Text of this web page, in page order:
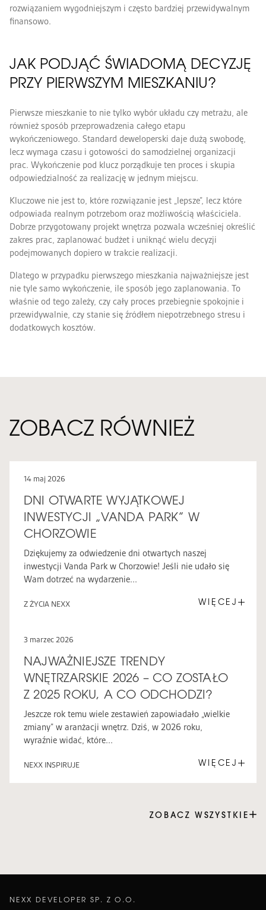
rozwiązaniem wygodniejszym i często bardziej przewidywalnym
finansowo.
JAK PODJĄĆ ŚWIADOMĄ DECYZJĘ
PRZY PIERWSZYM MIESZKANIU?
Pierwsze mieszkanie to nie tylko wybór układu czy metrażu, ale
również sposób przeprowadzenia całego etapu
wykończeniowego. Standard deweloperski daje dużą swobodę,
lecz wymaga czasu i gotowości do samodzielnej organizacji
prac. Wykończenie pod klucz porządkuje ten proces i skupia
odpowiedzialność za realizację w jednym miejscu.
Kluczowe nie jest to, które rozwiązanie jest „lepsze”, lecz które
odpowiada realnym potrzebom oraz możliwością właściciela.
Dobrze przygotowany projekt wnętrza pozwala wcześniej określić
zakres prac, zaplanować budżet i uniknąć wielu decyzji
podejmowanych dopiero w trakcie realizacji.
Dlatego w przypadku pierwszego mieszkania najważniejsze jest
nie tyle samo wykończenie, ile sposób jego zaplanowania. To
właśnie od tego zależy, czy cały proces przebiegnie spokojnie i
przewidywalnie, czy stanie się źródłem niepotrzebnego stresu i
dodatkowych kosztów.
ZOBACZ RÓWNIEŻ
14 maj 2026
DNI OTWARTE WYJĄTKOWEJ
INWESTYCJI „VANDA PARK” W
CHORZOWIE
Dziękujemy za odwiedzenie dni otwartych naszej
inwestycji Vanda Park w Chorzowie! Jeśli nie udało się
Wam dotrzeć na wydarzenie...
Z ŻYCIA NEXX WIĘCEJ
3 marzec 2026
NAJWAŻNIEJSZE TRENDY
WNĘTRZARSKIE 2026 – CO ZOSTAŁO
Z 2025 ROKU, A CO ODCHODZI?
Jeszcze rok temu wiele zestawień zapowiadało „wielkie
zmiany” w aranżacji wnętrz. Dziś, w 2026 roku,
wyraźnie widać, które...
NEXX INSPIRUJE WIĘCEJ
ZOBACZ WSZYSTKIE
NEXX DEVELOPER SP. Z O.O.